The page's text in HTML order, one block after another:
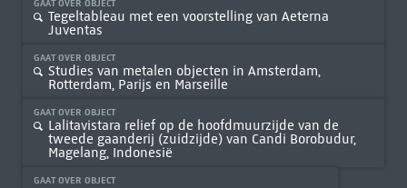
GAAT OVER OBJECT
Tegeltableau met een voorstelling van Aeterna
Juventas
GAAT OVER OBJECT
Studies van metalen objecten in Amsterdam,
Rotterdam, Parijs en Marseille
GAAT OVER OBJECT
Lalitavistara relief op de hoofdmuurzijde van de
tweede gaanderij (zuidzijde) van Candi Borobudur,
Magelang, Indonesië
GAAT OVER OBJECT